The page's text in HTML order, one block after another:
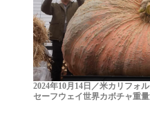
2024年10月14日／米カリフォ
セーフウェイ世界カボチャ重量